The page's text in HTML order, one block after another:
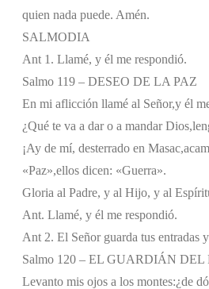
quien nada puede. Amén.
SALMODIA
Ant 1. Llamé, y él me respondió.
Salmo 119 – DESEO DE LA PAZ
En mi aflicción llamé al Señor,y él
¿Qué te va a dar o a mandar Dios,
¡Ay de mí, desterrado en Masac,
«Paz»,ellos dicen: «Guerra».
Gloria al Padre, y al Hijo, y al
Ant. Llamé, y él me respondió.
Ant 2. El Señor guarda tus entradas
Salmo 120 – EL GUARDIÁN DEL
Levanto mis ojos a los montes:¿de